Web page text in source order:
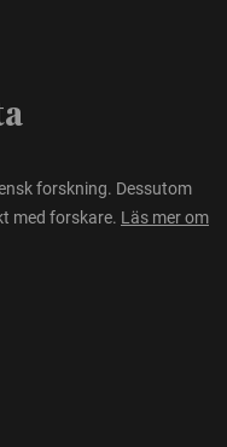
forskning. Dessutom
med forskare. Läs mer om